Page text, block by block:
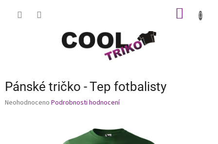
Pánské tričko - Tep fotbalisty
Průměrné
Neohodnoceno Podrobnosti hodnocení